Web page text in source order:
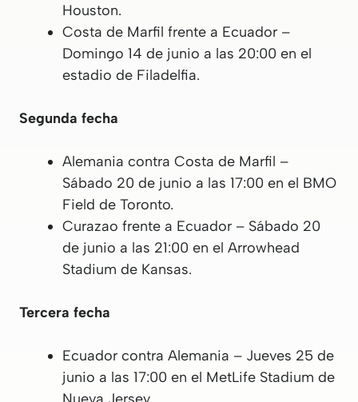
Houston.
Costa de Marfil frente a Ecuador –
Domingo 14 de junio a las 20:00 en el
estadio de Filadelfia.
Segunda fecha
Alemania contra Costa de Marfil –
Sábado 20 de junio a las 17:00 en el BMO
Field de Toronto.
Curazao frente a Ecuador – Sábado 20
de junio a las 21:00 en el Arrowhead
Stadium de Kansas.
Tercera fecha
Ecuador contra Alemania – Jueves 25 de
junio a las 17:00 en el MetLife Stadium de